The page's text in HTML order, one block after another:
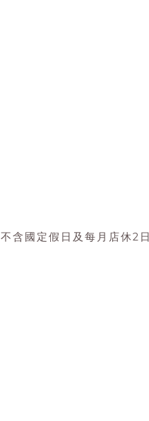
不含國定假日及每月店休2 日